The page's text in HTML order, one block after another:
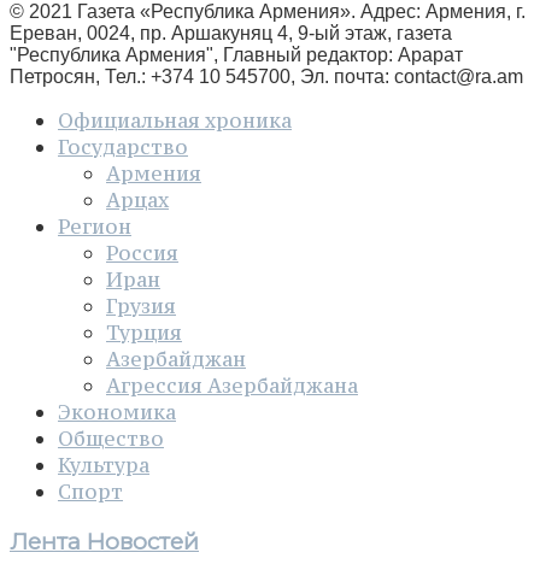
© 2021 Газета «Республика Армения». Адрес: Армения, г.
Ереван, 0024, пр. Аршакуняц 4, 9-ый этаж, газета
"Республика Армения", Главный редактор: Арарат
Петросян, Тел.: +374 10 545700, Эл. почта: contact@ra.am
Официальная хроника
Государство
Армения
Арцах
Регион
Россия
Иран
Грузия
Турция
Азербайджан
Агрессия Азербайджана
Экономика
Общество
Культура
Спорт
Лента Новостей